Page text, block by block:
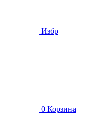
Избр
0 Корзина